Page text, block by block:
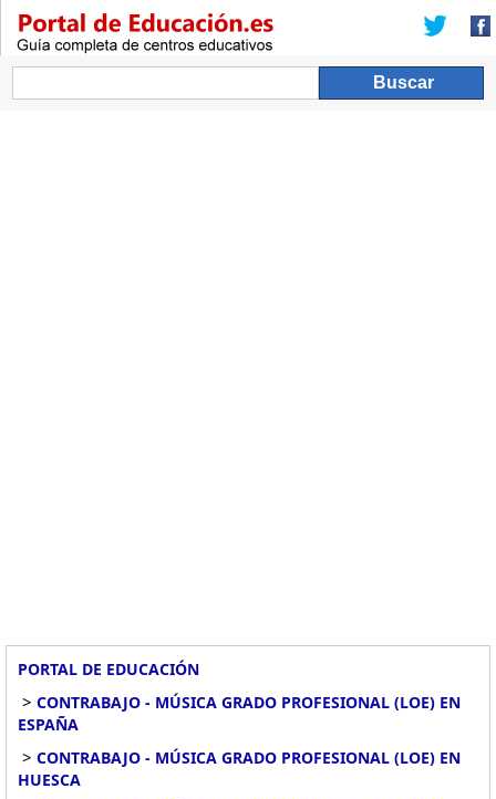
PORTAL DE EDUCACIÓN
> CONTRABAJO - MÚSICA GRADO PROFESIONAL (LOE) EN
ESPAÑA
> CONTRABAJO - MÚSICA GRADO PROFESIONAL (LOE) EN
HUESCA